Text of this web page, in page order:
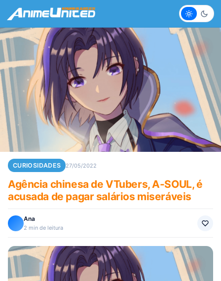
Claro
CURIOSIDADES 27/05/2022
Agência chinesa de VTubers, A-SOUL, é
acusada de pagar salários miseráveis
Ana
2 min de leitura